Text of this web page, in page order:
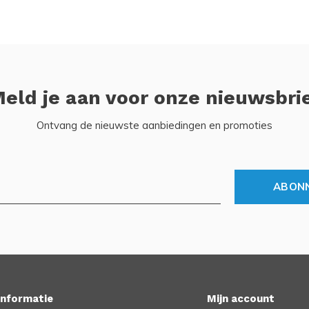
je aan voor onze
Ontvang de nieuwste aanbiedingen en promoties
Mijn account